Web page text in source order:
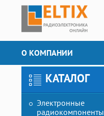
О КОМПАНИИ
КАТАЛОГ
Электронные
радиокомпоненты